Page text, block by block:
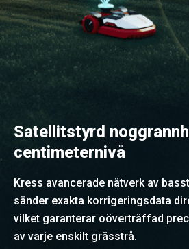
Satellitstyrd
centimeternivå
Kress avancerade nätverk av
sänder exakta korrigeringsdata
vilket garanterar oöverträffad
av varje enskilt grässtrå.